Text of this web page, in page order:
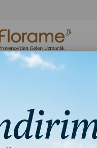
Organik Hijyen
Ürünleri